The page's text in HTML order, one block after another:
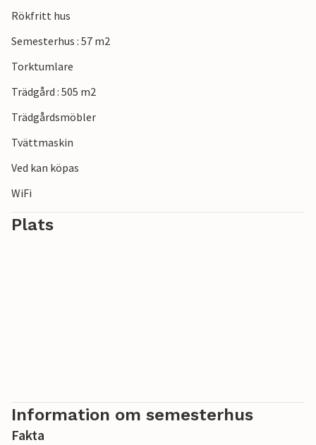
Rökfritt hus
Semesterhus : 57 m2
Torktumlare
Trädgård : 505 m2
Trädgårdsmöbler
Tvättmaskin
Ved kan köpas
WiFi
Plats
Information om semesterhus
Fakta